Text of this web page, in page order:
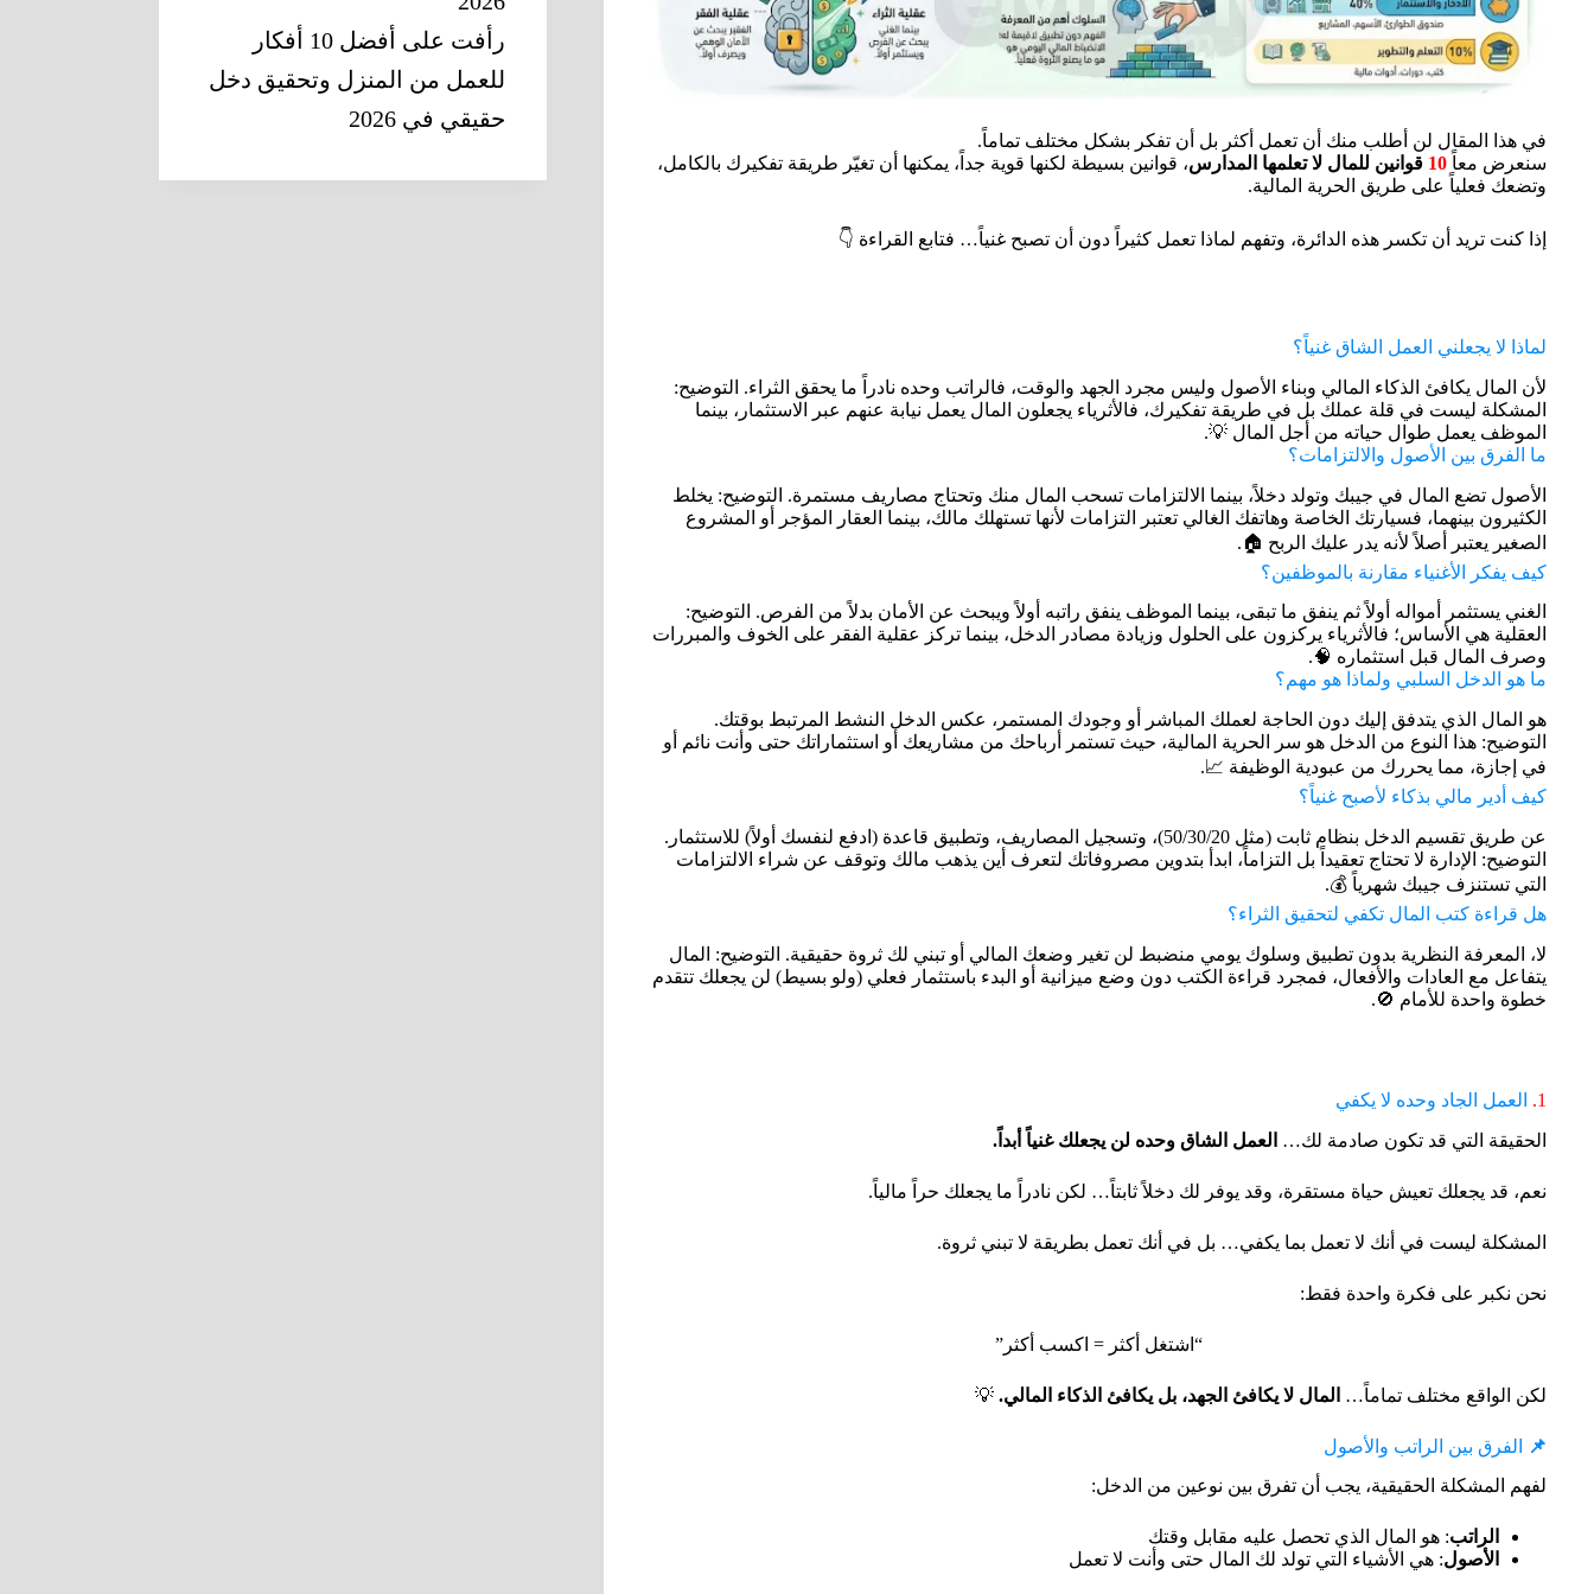
في هذا المقال لن أطلب منك أن تعمل أكثر بل أن تفكر بشكل مختلف تماماً.
سنعرض معاً 10 قوانين للمال لا تعلمها المدارس، قوانين بسيطة لكنها قوية جداً، يمكنها أن تغيّر طريقة تفكيرك بالكامل،
وتضعك فعلياً على طريق الحرية المالية.
إذا كنت تريد أن تكسر هذه الدائرة، وتفهم لماذا تعمل كثيراً دون أن تصبح غنياً… فتابع القراءة 👇
لماذا لا يجعلني العمل الشاق غنياً؟
لأن المال يكافئ الذكاء المالي وبناء الأصول وليس مجرد الجهد والوقت، فالراتب وحده نادراً ما يحقق الثراء. التوضيح:
المشكلة ليست في قلة عملك بل في طريقة تفكيرك، فالأثرياء يجعلون المال يعمل نيابة عنهم عبر الاستثمار، بينما
الموظف يعمل طوال حياته من أجل المال 💡.
ما الفرق بين الأصول والالتزامات؟
الأصول تضع المال في جيبك وتولد دخلاً، بينما الالتزامات تسحب المال منك وتحتاج مصاريف مستمرة. التوضيح: يخلط
الكثيرون بينهما، فسيارتك الخاصة وهاتفك الغالي تعتبر التزامات لأنها تستهلك مالك، بينما العقار المؤجر أو المشروع
الصغير يعتبر أصلاً لأنه يدر عليك الربح 🏠.
كيف يفكر الأغنياء مقارنة بالموظفين؟
الغني يستثمر أمواله أولاً ثم ينفق ما تبقى، بينما الموظف ينفق راتبه أولاً ويبحث عن الأمان بدلاً من الفرص. التوضيح:
العقلية هي الأساس؛ فالأثرياء يركزون على الحلول وزيادة مصادر الدخل، بينما تركز عقلية الفقر على الخوف والمبررات
وصرف المال قبل استثماره 🧠.
ما هو الدخل السلبي ولماذا هو مهم؟
هو المال الذي يتدفق إليك دون الحاجة لعملك المباشر أو وجودك المستمر، عكس الدخل النشط المرتبط بوقتك.
التوضيح: هذا النوع من الدخل هو سر الحرية المالية، حيث تستمر أرباحك من مشاريعك أو استثماراتك حتى وأنت نائم أو
في إجازة، مما يحررك من عبودية الوظيفة 📈.
كيف أدير مالي بذكاء لأصبح غنياً؟
عن طريق تقسيم الدخل بنظام ثابت (مثل 50/30/20)، وتسجيل المصاريف، وتطبيق قاعدة (ادفع لنفسك أولاً) للاستثمار.
التوضيح: الإدارة لا تحتاج تعقيداً بل التزاماً، ابدأ بتدوين مصروفاتك لتعرف أين يذهب مالك وتوقف عن شراء الالتزامات
التي تستنزف جيبك شهرياً 💰.
هل قراءة كتب المال تكفي لتحقيق الثراء؟
لا، المعرفة النظرية بدون تطبيق وسلوك يومي منضبط لن تغير وضعك المالي أو تبني لك ثروة حقيقية. التوضيح: المال
يتفاعل مع العادات والأفعال، فمجرد قراءة الكتب دون وضع ميزانية أو البدء باستثمار فعلي (ولو بسيط) لن يجعلك تتقدم
خطوة واحدة للأمام 🚫.
1.
العمل الجاد وحده لا يكفي
الحقيقة التي قد تكون صادمة لك… العمل الشاق وحده لن يجعلك غنياً أبداً .
نعم، قد يجعلك تعيش حياة مستقرة، وقد يوفر لك دخلاً ثابتاً… لكن نادراً ما يجعلك حراً مالياً.
المشكلة ليست في أنك لا تعمل بما يكفي… بل في أنك تعمل بطريقة لا تبني ثروة.
نحن نكبر على فكرة واحدة فقط:
“اشتغل أكثر = اكسب أكثر”
لكن الواقع مختلف تماماً… المال لا يكافئ الجهد، بل يكافئ الذكاء المالي.
💡
📌
الفرق بين الراتب والأصول
لفهم المشكلة الحقيقية، يجب أن تفرق بين نوعين من الدخل:
الراتب: هو المال الذي تحصل عليه مقابل وقتك
الأصول: هي الأشياء التي تولد لك المال حتى وأنت لا تعمل
رأفت على
أفضل 10 أفكار
للعمل من المنزل وتحقيق دخل
حقيقي في 2026